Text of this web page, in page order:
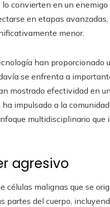
convierten en un
en etapas
menor.
han proporcionado
se enfrenta a
mostrado efectividad en
impulsado a la
multidisciplinario que
agresivo
células malignas que se
del cuerpo,